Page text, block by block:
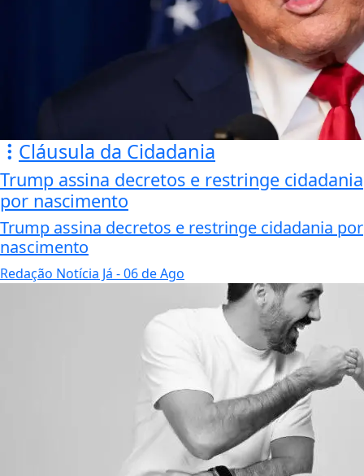
Cláusula da Cidadania
Trump assina decretos e restringe cidadania
por nascimento
Trump assina decretos e restringe cidadania por
nascimento
Redação Notícia Já - 06 de Ago